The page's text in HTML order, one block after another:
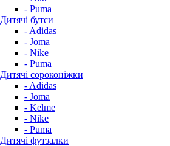
- Puma
Дитячі бутси
- Adidas
- Joma
- Nike
- Puma
Дитячі сороконіжки
- Adidas
- Joma
- Kelme
- Nike
- Puma
Дитячі футзалки